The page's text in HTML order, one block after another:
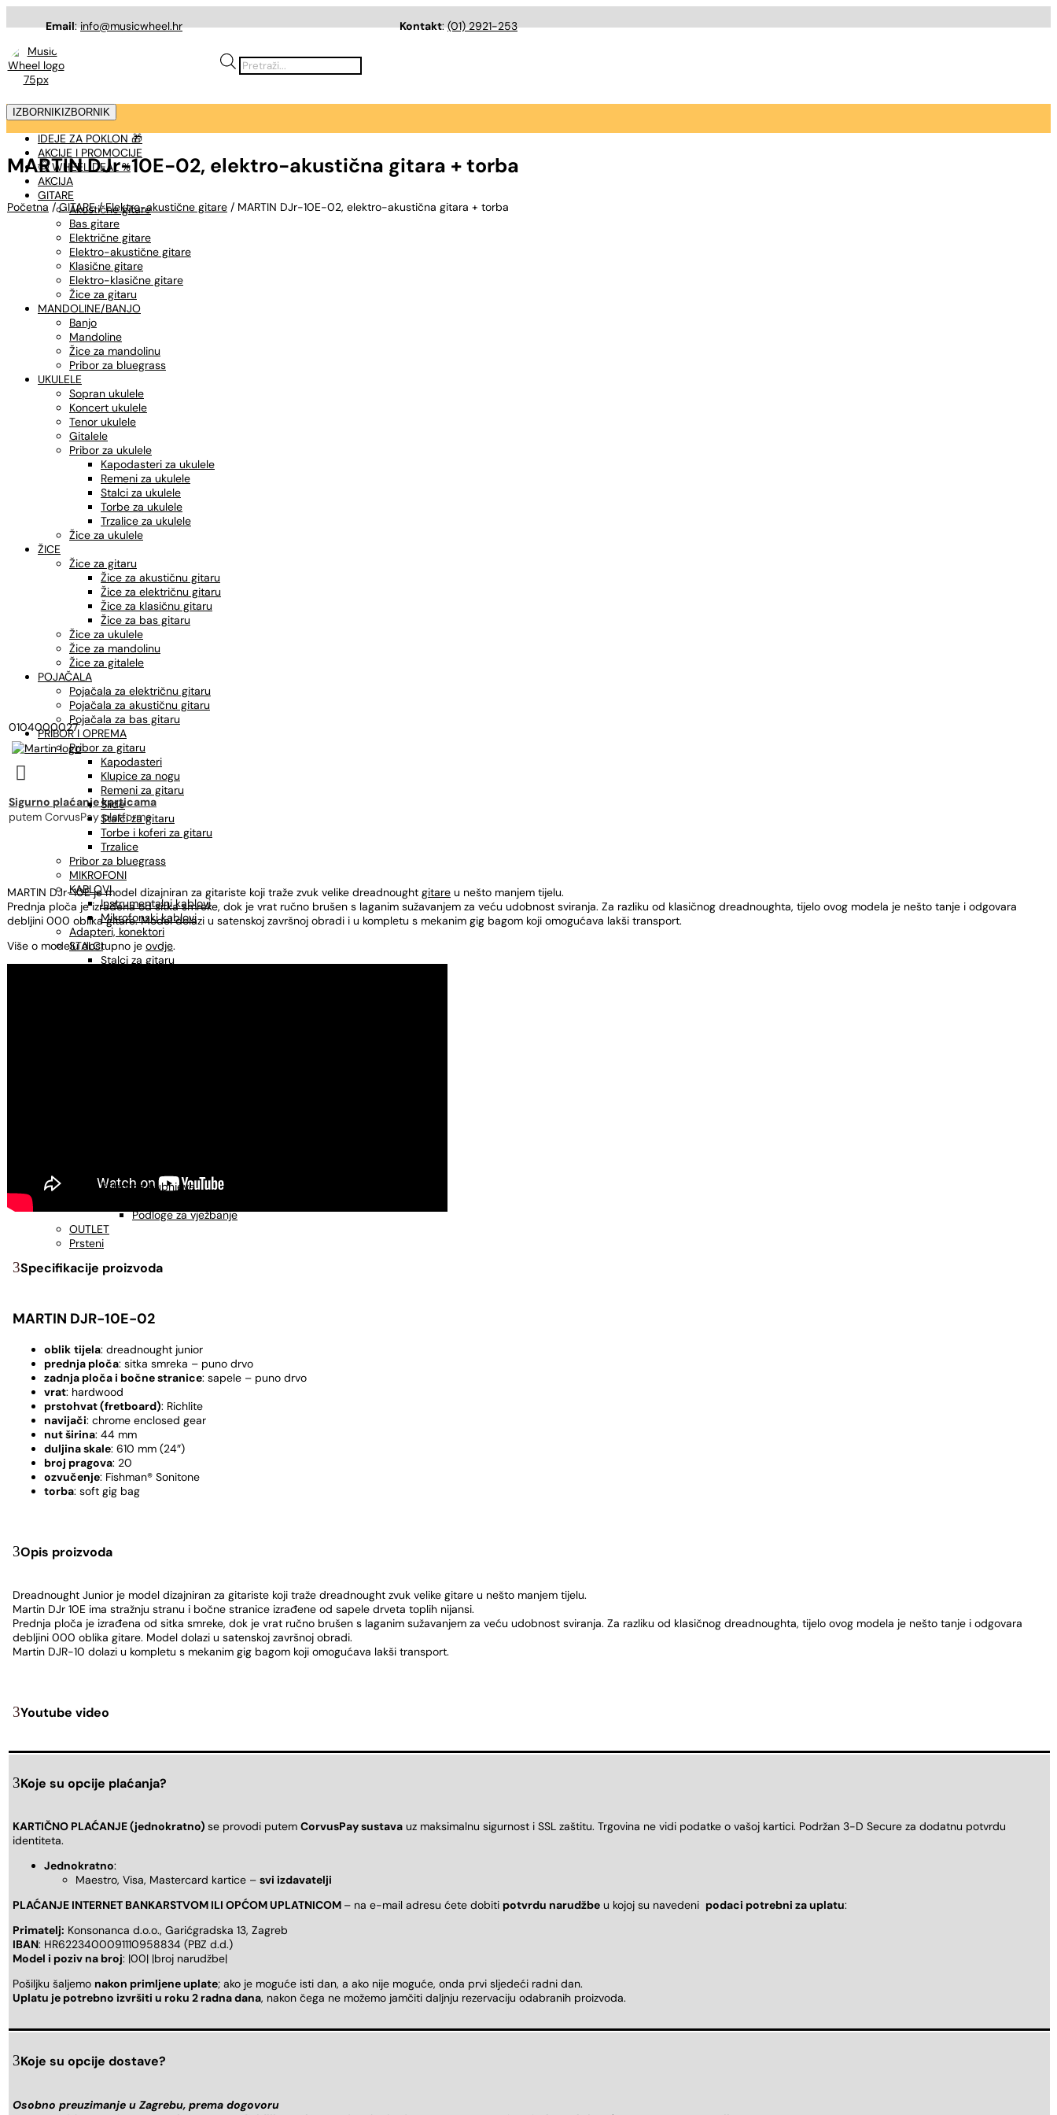
Email: info@musicwheel.hr Kontakt:(01) 2921-253
Products
search
IZBORNIK IZBORNIK
IDEJE ZA POKLON 🎁
AKCIJE I PROMOCIJE
🤠 WHEEL DEAL %
AKCIJA
GITARE
Akustične gitare
Bas gitare
Električne gitare
Elektro-akustične gitare
Klasične gitare
Elektro-klasične gitare
Žice za gitaru
MANDOLINE/BANJO
Banjo
Mandoline
Žice za mandolinu
Pribor za bluegrass
UKULELE
Sopran ukulele
Koncert ukulele
Tenor ukulele
Gitalele
Pribor za ukulele
Kapodasteri za ukulele
Remeni za ukulele
Stalci za ukulele
Torbe za ukulele
Trzalice za ukulele
Žice za ukulele
ŽICE
Žice za gitaru
Žice za akustičnu gitaru
Žice za električnu gitaru
Žice za klasičnu gitaru
Žice za bas gitaru
Žice za ukulele
Žice za mandolinu
Žice za gitalele
POJAČALA
Pojačala za električnu gitaru
Pojačala za akustičnu gitaru
Pojačala za bas gitaru
PRIBOR I OPREMA
Pribor za gitaru
Kapodasteri
Klupice za nogu
Remeni za gitaru
Slide
Stalci za gitaru
Torbe i koferi za gitaru
Trzalice
Pribor za bluegrass
MIKROFONI
KABLOVI
Instrumentalni kablovi
Mikrofonski kablovi
Adapteri, konektori
STALCI
Stalci za gitaru
Pribor za bubnjeve
Podloge za vježbanje
OUTLET
Prsteni
MARTIN DJr-10E-02, elektro-akustična gitara + torba
Početna /GITARE/Elektro-akustične gitare / MARTIN DJr-10E-02, elektro-akustična gitara + torba
0104000027

Sigurno plaćanje karticama
putem CorvusPay platforme
MARTIN DJr-10E je model dizajniran za gitariste koji traže zvuk velike dreadnought gitare u nešto manjem tijelu.
Prednja ploča je izrađena od sitka smreke, dok je vrat ručno brušen s laganim sužavanjem za veću udobnost sviranja. Za razliku od klasičnog dreadnoughta, tijelo ovog modela je nešto tanje i odgovara
debljini 000 oblika gitare. Model dolazi u satenskoj završnoj obradi i u kompletu s mekanim gig bagom koji omogućava lakši transport.
Više o modelu dostupno je ovdje.
Specifikacije proizvoda
MARTIN DJR-10E-02
oblik tijela: dreadnought junior
prednja ploča: sitka smreka – puno drvo
zadnja ploča i bočne stranice: sapele – puno drvo
vrat: hardwood
prstohvat (fretboard): Richlite
navijači: chrome enclosed gear
nut širina: 44 mm
duljina skale: 610 mm (24″)
broj pragova: 20
ozvučenje: Fishman® Sonitone
torba: soft gig bag
Opis proizvoda
Dreadnought Junior je model dizajniran za gitariste koji traže dreadnought zvuk velike gitare u nešto manjem tijelu.
Martin DJr 10E ima stražnju stranu i bočne stranice izrađene od sapele drveta toplih nijansi.
Prednja ploča je izrađena od sitka smreke, dok je vrat ručno brušen s laganim sužavanjem za veću udobnost sviranja. Za razliku od klasičnog dreadnoughta, tijelo ovog modela je nešto tanje i odgovara
debljini 000 oblika gitare. Model dolazi u satenskoj završnoj obradi.
Martin DJR-10 dolazi u kompletu s mekanim gig bagom koji omogućava lakši transport.
Youtube video
Koje su opcije plaćanja?
KARTIČNO PLAĆANJE (jednokratno) se provodi putem CorvusPay sustava uz maksimalnu sigurnost i SSL zaštitu. Trgovina ne vidi podatke o vašoj kartici. Podržan 3-D Secure za dodatnu potvrdu
identiteta.
Jednokratno:
Maestro, Visa, Mastercard kartice – svi izdavatelji
PLAĆANJE INTERNET BANKARSTVOM ILI OPĆOM UPLATNICOM – na e-mail adresu ćete dobiti potvrdu narudžbe u kojoj su navedeni podaci potrebni za uplatu:
Primatelj: Konsonanca d.o.o., Garićgradska 13, Zagreb
IBAN: HR6223400091110958834 (PBZ d.d.)
Model i poziv na broj: |00| |broj narudžbe|
Pošiljku šaljemo nakon primljene uplate; ako je moguće isti dan, a ako nije moguće, onda prvi sljedeći radni dan.
Uplatu je potrebno izvršiti u roku 2 radna dana, nakon čega ne možemo jamčiti daljnju rezervaciju odabranih proizvoda.
Koje su opcije dostave?
Osobno preuzimanje u Zagrebu, prema dogovoru